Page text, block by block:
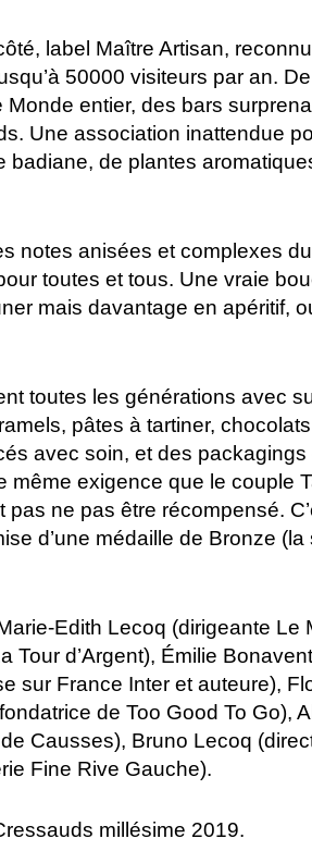
label Maître Artisan,
50000 visiteurs par an. De
entier, des bars
Une association inattendue
badiane, de plantes
notes anisées et complexes
toutes et tous. Une vraie
mais davantage en apéritif,
toutes les générations avec
pâtes à tartiner,
avec soin, et des packagings
même exigence que le couple
ne pas être récompensé.
d’une médaille de Bronze (la
Edith Lecoq (dirigeante Le
Tour d’Argent), Émilie
sur France Inter et auteure),
de Too Good To Go),
Causses), Bruno Lecoq
Fine Rive Gauche).
millésime 2019.